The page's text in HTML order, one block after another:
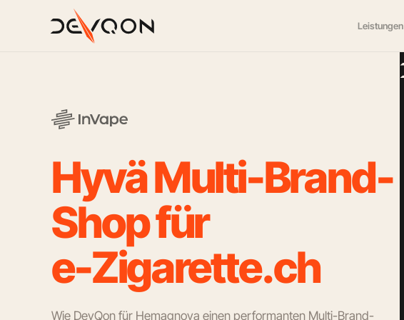
Leistungen
HyväMulti-Brand-
Shopfür
e-Zigarette.ch
Wie DevQon für Hemagnova einen performanten Multi-Brand-